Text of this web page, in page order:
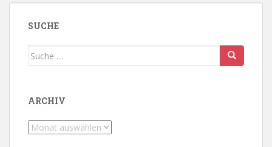
SUCHE
Suche
ARCHIV
Archiv